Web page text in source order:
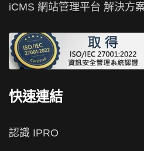
iCMS 網站管理平台 解決方
快速連結
認識 IPRO